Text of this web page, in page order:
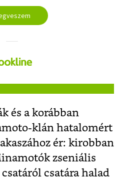
és a korábban
klán hatalomért
ér: kirobban
zseniális
csatára halad